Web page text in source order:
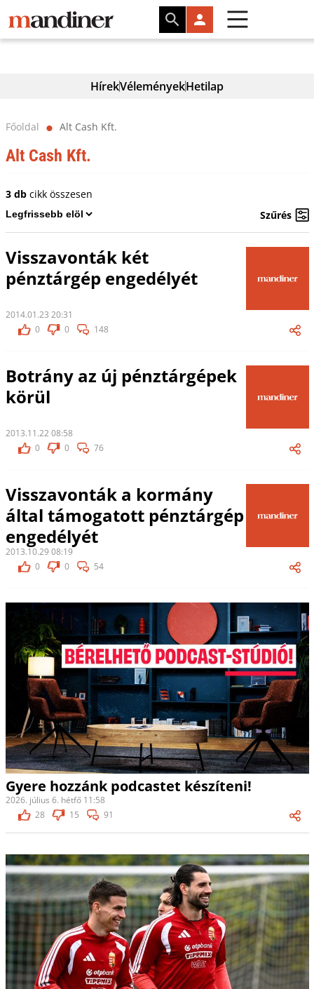
HírekVéleményekHetilap
Főoldal ⬤ Alt Cash Kft.
Alt Cash Kft.
3 dbcikk összesen
Szűrés
Visszavonták két
pénztárgép engedélyét
2014.01.23 20:31
0
0 148
Botrány az új pénztárgépek
körül
2013.11.22 08:58
0
0 76
Visszavonták a kormány
által támogatott pénztárgép
engedélyét
2013.10.29 08:19
0
0 54
Gyere hozzánk podcastet készíteni!
2026. július 6. hétfő 11:58
28
15 91